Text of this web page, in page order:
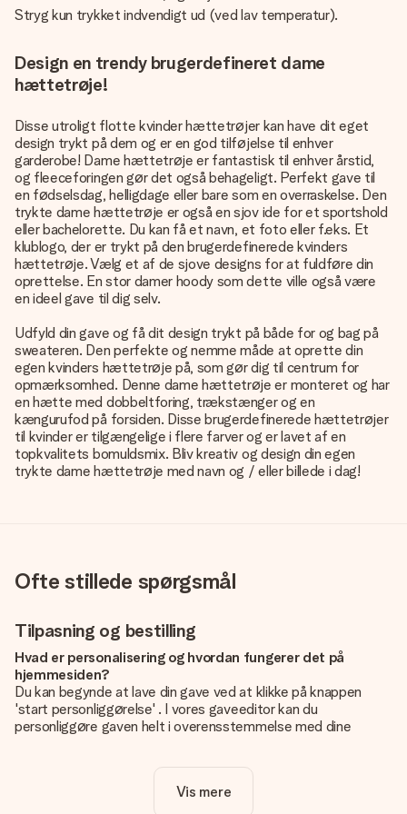
Stryg kun trykket indvendigt ud (ved lav temperatur).
Design en trendy brugerdefineret dame
hættetrøje!
Disse utroligt flotte kvinder hættetrøjer kan have dit eget
design trykt på dem og er en god tilføjelse til enhver
garderobe! Dame hættetrøje er fantastisk til enhver årstid,
og fleeceforingen gør det også behageligt. Perfekt gave til
en fødselsdag, helligdage eller bare som en overraskelse. Den
trykte dame hættetrøje er også en sjov ide for et sportshold
eller bachelorette. Du kan få et navn, et foto eller f.eks. Et
klublogo, der er trykt på den brugerdefinerede kvinders
hættetrøje. Vælg et af de sjove designs for at fuldføre din
oprettelse. En stor damer hoody som dette ville også være
en ideel gave til dig selv.
Udfyld din gave og få dit design trykt på både for og bag på
sweateren. Den perfekte og nemme måde at oprette din
egen kvinders hættetrøje på, som gør dig til centrum for
opmærksomhed. Denne dame hættetrøje er monteret og har
en hætte med dobbeltforing, trækstænger og en
kængurufod på forsiden. Disse brugerdefinerede hættetrøjer
til kvinder er tilgængelige i flere farver og er lavet af en
topkvalitets bomuldsmix. Bliv kreativ og design din egen
trykte dame hættetrøje med navn og / eller billede i dag!
Ofte stillede spørgsmål
Tilpasning og bestilling
Hvad er personalisering og hvordan fungerer det på
hjemmesiden?
Du kan begynde at lave din gave ved at klikke på knappen
'start personliggørelse' . I vores gaveeditor kan du
personliggøre gaven helt i overensstemmelse med dine
Er personalisering inkluderet i prisen?
Vis mere